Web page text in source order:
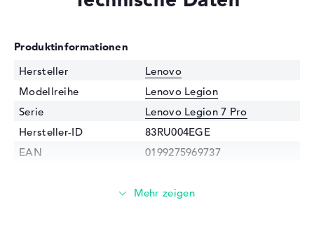
Produktinformationen
Hersteller
Lenovo
Modellreihe
Lenovo Legion
Serie
Lenovo Legion 7 Pro
Hersteller-ID
83RU004EGE
EAN
0199275969737
AMD Ryzen 9 9955HX3D / 2,5